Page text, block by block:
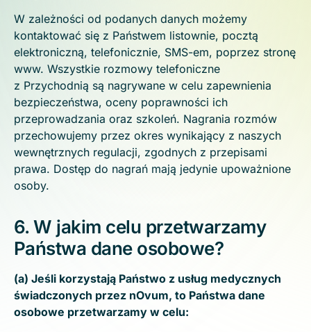
W zależności od podanych danych możemy
kontaktować się z Państwem listownie, pocztą
elektroniczną, telefonicznie, SMS-em, poprzez stronę
www. Wszystkie rozmowy telefoniczne
z Przychodnią są nagrywane w celu zapewnienia
bezpieczeństwa, oceny poprawności ich
przeprowadzania oraz szkoleń. Nagrania rozmów
przechowujemy przez okres wynikający z naszych
wewnętrznych regulacji, zgodnych z przepisami
prawa. Dostęp do nagrań mają jedynie upoważnione
osoby.
6. W jakim celu przetwarzamy
Państwa dane osobowe?
(a) Jeśli korzystają Państwo z usług medycznych
świadczonych przez nOvum, to Państwa dane
osobowe przetwarzamy w celu: